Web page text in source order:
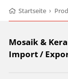
Startseite ›
Mosaik &
Import /